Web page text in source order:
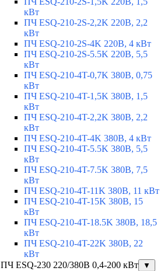
кВт
ПЧ ESQ-210-2S-2,2K 220В, 2,2
кВт
ПЧ ESQ-210-2S-4K 220В, 4 кВт
ПЧ ESQ-210-2S-5.5K 220В, 5,5
кВт
ПЧ ESQ-210-4T-0,7K 380В, 0,75
кВт
ПЧ ESQ-210-4T-1,5K 380В, 1,5
кВт
ПЧ ESQ-210-4T-2,2K 380В, 2,2
кВт
ПЧ ESQ-210-4T-4K 380В, 4 кВт
ПЧ ESQ-210-4T-5.5K 380В, 5,5
кВт
ПЧ ESQ-210-4T-7.5K 380В, 7,5
кВт
ПЧ ESQ-210-4T-11K 380В, 11 кВт
ПЧ ESQ-210-4T-15K 380В, 15
кВт
ПЧ ESQ-210-4T-18.5K 380В, 18,5
кВт
ПЧ ESQ-210-4T-22K 380В, 22
кВт
ПЧ ESQ-230 220/380В 0,4-200 кВт
▼